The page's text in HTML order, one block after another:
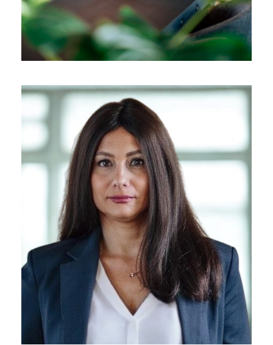
29/03/2026
09/03/2026